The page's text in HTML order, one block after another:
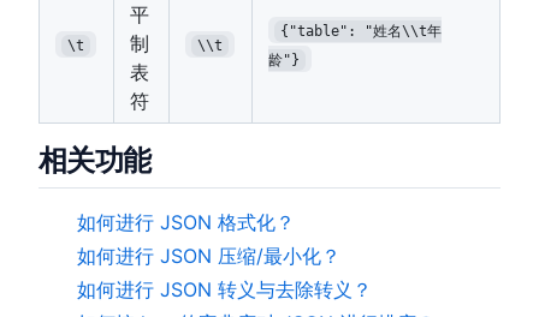
\t
平
制
表
符
\\t
{"table": "姓名\\t年
龄"}
相关功能
如何进行 JSON 格式化？
如何进行 JSON 压缩/最小化？
如何进行 JSON 转义与去除转义？